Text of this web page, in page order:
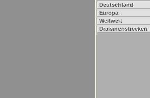
Deutschland
Europa
Weltweit
Draisinenstrecken